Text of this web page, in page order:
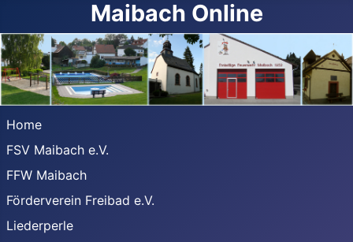
Maibach Online
Home
FSV Maibach e.V.
FFW Maibach
Förderverein Freibad e.V.
Liederperle